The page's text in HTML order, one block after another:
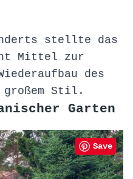
stellte das
Mittel zur
des
großem Stil.
Garten
Save